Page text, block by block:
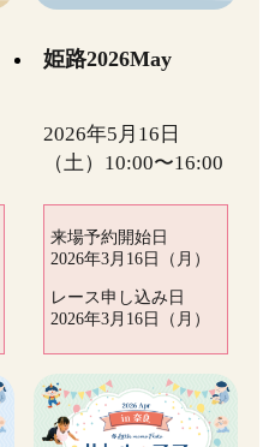
姫路2026May
2026年5月16日
（土）10:00〜16:00
来場予約開始日
2026年3月16日（月）
レース申し込み日
2026年3月16日（月）